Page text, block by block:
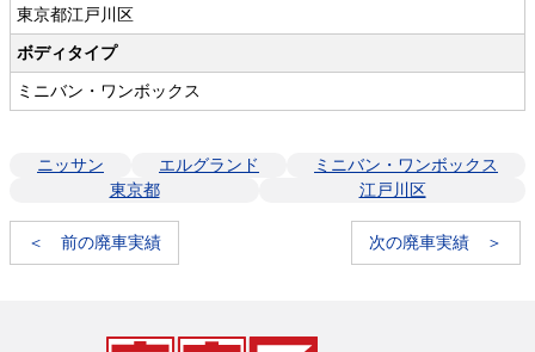
東京都江戸川区
ボディタイプ
ミニバン・ワンボックス
ニッサン エルグランド
ミニバン・ワンボックス
東京都
江戸川区
＜ 前の廃車実績 次の廃車実績 ＞